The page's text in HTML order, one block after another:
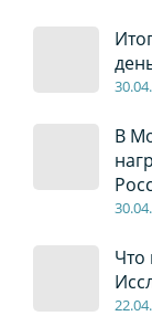
30.04
В
30.04
Что
22.04